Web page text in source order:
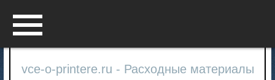
vce-o-printere.ru - Расходные материалы